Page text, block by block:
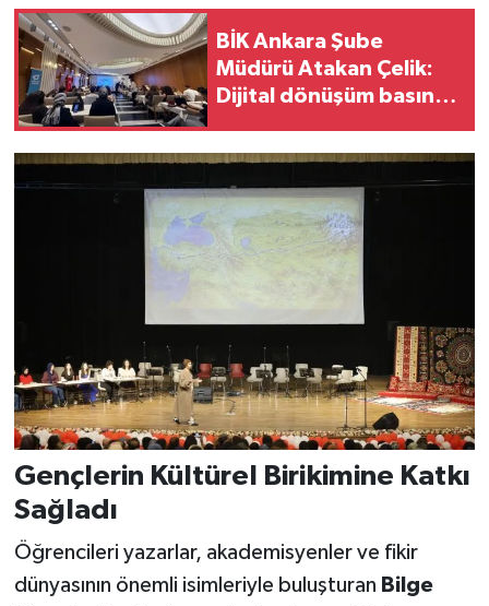
BİK Ankara Şube
Müdürü Atakan Çelik:
Dijital dönüşüm basında
kapısını açtı
Gençlerin Kültürel Birikimine Katkı
Sağladı
Öğrencileri yazarlar, akademisyenler ve fikir
dünyasının önemli isimleriyle buluşturan Bilge